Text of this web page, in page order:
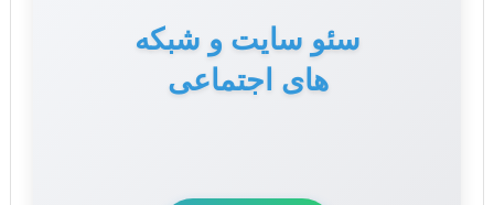
سئو سایت و شبکه
های اجتماعی